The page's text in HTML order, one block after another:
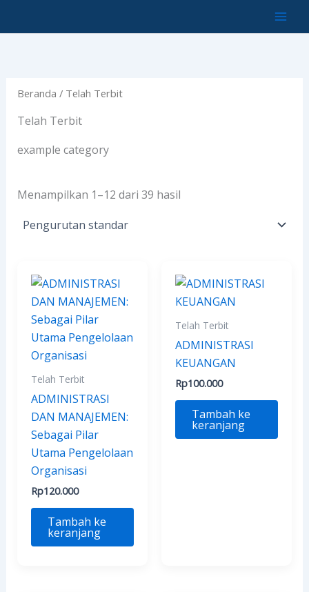
Beranda / Telah Terbit
Telah Terbit
example category
Menampilkan 1–12 dari 39 hasil
Telah Terbit
ADMINISTRASI
DAN MANAJEMEN:
Sebagai Pilar
Utama Pengelolaan
Organisasi
Rp120.000
Tambah ke
keranjang
Telah Terbit
ADMINISTRASI
KEUANGAN
Rp100.000
Tambah ke
keranjang